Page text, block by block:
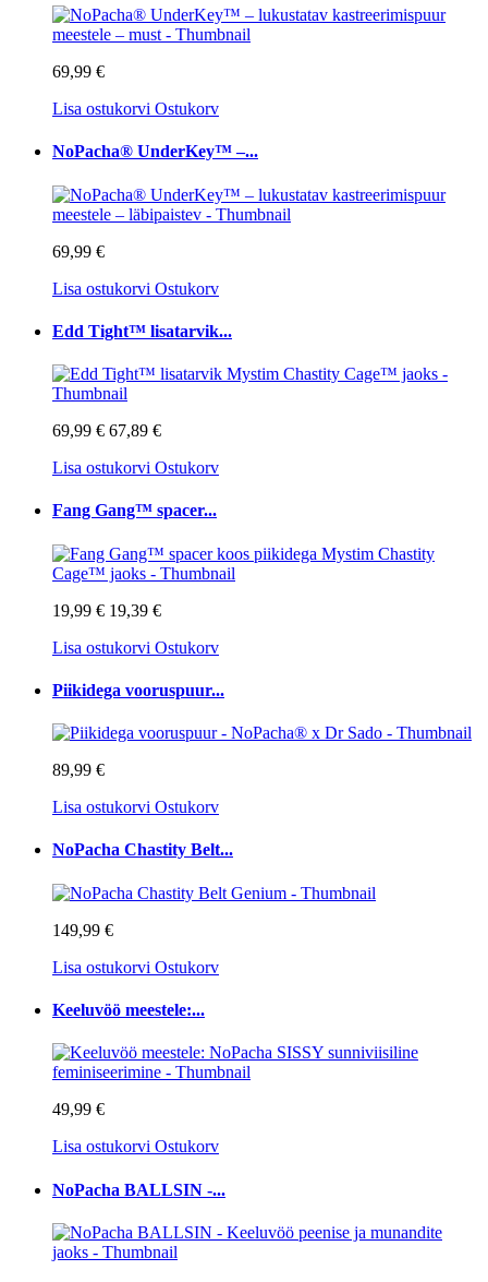
69,99 €
Lisa ostukorvi Ostukorv
NoPacha® UnderKey™ –...
69,99 €
Lisa ostukorvi Ostukorv
Edd Tight™ lisatarvik...
69,99 € 67,89 €
Lisa ostukorvi Ostukorv
Fang Gang™ spacer...
19,99 € 19,39 €
Lisa ostukorvi Ostukorv
Piikidega vooruspuur...
89,99 €
Lisa ostukorvi Ostukorv
NoPacha Chastity Belt...
149,99 €
Lisa ostukorvi Ostukorv
Keeluvöö meestele:...
49,99 €
Lisa ostukorvi Ostukorv
NoPacha BALLSIN -...